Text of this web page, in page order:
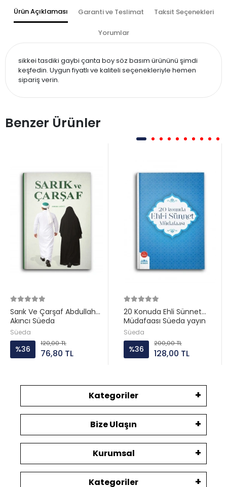
Ürün Açıklaması Garanti ve Teslimat Taksit Seçenekleri
Yorumlar
sikkei tasdiki gaybi çanta boy söz basım ürününü şimdi
keşfedin. Uygun fiyatlı ve kaliteli seçenekleriyle hemen
sipariş verin.
Benzer Ürünler
Sarık Ve Çarşaf Abdullah
Akıncı Süeda
Süeda
%36
120,00 TL
76,80 TL
20 Konuda Ehli Sünnet
Müdafaası Süeda yayın
Süeda
%36
200,00 TL
128,00 TL
Kategoriler
Bize Ulaşın
Kurumsal
Kategoriler